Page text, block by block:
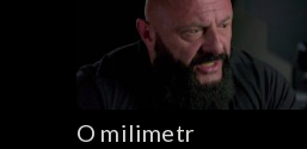
O milimetr